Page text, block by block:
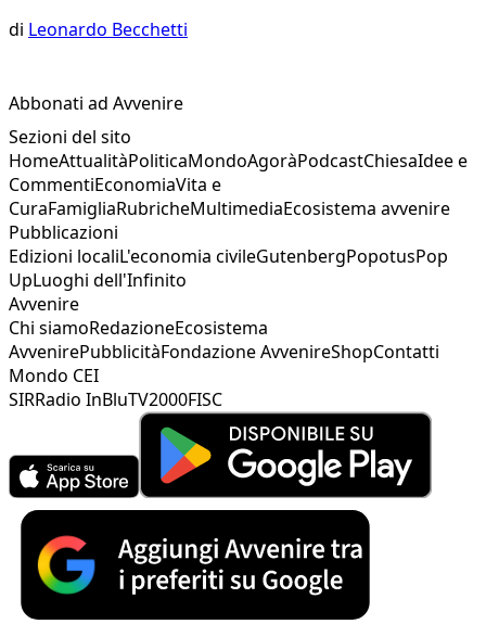
di Leonardo Becchetti
Abbonati ad Avvenire
Sezioni del sito
HomeAttualitàPoliticaMondoAgoràPodcastChiesaIdee e
CommentiEconomiaVita e
CuraFamigliaRubricheMultimediaEcosistema avvenire
Pubblicazioni
Edizioni localiL'economia civileGutenbergPopotusPop
UpLuoghi dell'Infinito
Avvenire
Chi siamoRedazioneEcosistema
AvvenirePubblicitàFondazione AvvenireShopContatti
Mondo CEI
SIRRadio InBluTV2000FISC